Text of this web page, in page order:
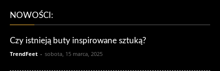
NOWOŚCI:
Czy istnieją buty inspirowane sztuką?
TrendFeet - sobota, 15 marca, 2025